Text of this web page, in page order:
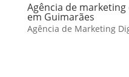
Agência de
em Guimarães
Agência de Marketing